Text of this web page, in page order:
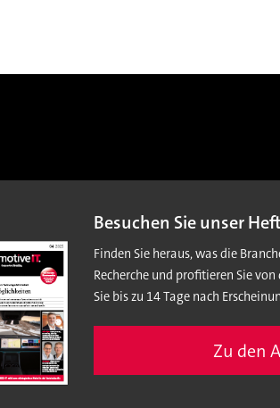
Besuchen Sie unser
Finden Sie heraus, was die
Recherche und profitieren Sie
Sie bis zu 14 Tage nach
Zu den